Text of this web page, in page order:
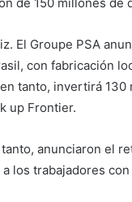
El Groupe PSA
con fabricación
tanto, invertirá
up Frontier.
anunciaron el
los trabajadores